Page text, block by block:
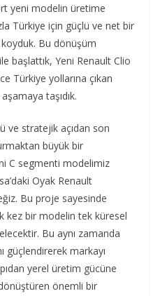
yeni modelin üretime
Türkiye için güçlü ve net bir
Bu dönüşüm
başlattık, Yeni Renault Clio
Türkiye yollarına çıkan
taşıdık.
ve stratejik açıdan son
büyük bir
C segmenti modelimiz
Oyak Renault
Bu proje sayesinde
kez bir modelin tek küresel
Bu aynı zamanda
güçlendirerek markayı
yerel üretim gücüne
önemli bir